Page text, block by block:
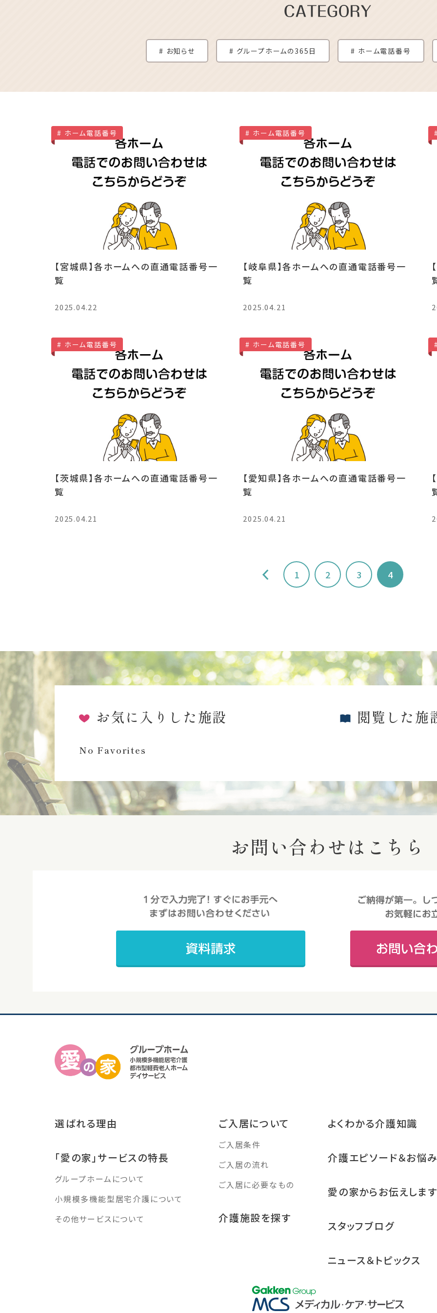
お知らせ グループホームの365日 ホーム電話番号
ホーム電話番号
【宮城県】各ホームへの直通電話番号一
覧
2025.04.22
ホーム電話番号
【岐阜県】各ホームへの直通電話番号一
覧
2025.04.21
ホーム電話番号
【茨城県】各ホームへの直通電話番号一
覧
2025.04.21
ホーム電話番号
【愛知県】各ホームへの直通電話番号一
覧
2025.04.21
< 1 2 3 4
お気に入りした施設
No Favorites
閲覧した施
お問い合わせはこちら
選ばれる理由
「愛の家」サービスの特長
グループホームについて
小規模多機能型居宅介護について
その他サービスについて
ご入居について
ご入居条件
ご入居の流れ
ご入居に必要なもの
介護施設を探す
よくわかる介護知識
介護エピソード＆お悩
愛の家からお伝えします
スタッフブログ
ニュース＆トピックス